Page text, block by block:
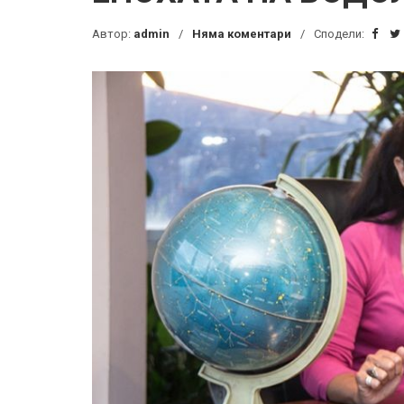
Автор: admin Няма коментари Сподели: